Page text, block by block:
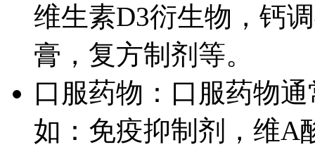
维生素D3衍生物，钙
膏，复方制剂等。
口服药物：口服药物
如：免疫抑制剂，维A